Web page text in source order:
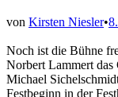
von Kirsten Niesler•
Noch ist die Bühne
Norbert Lammert das
Michael
Festbeginn in der